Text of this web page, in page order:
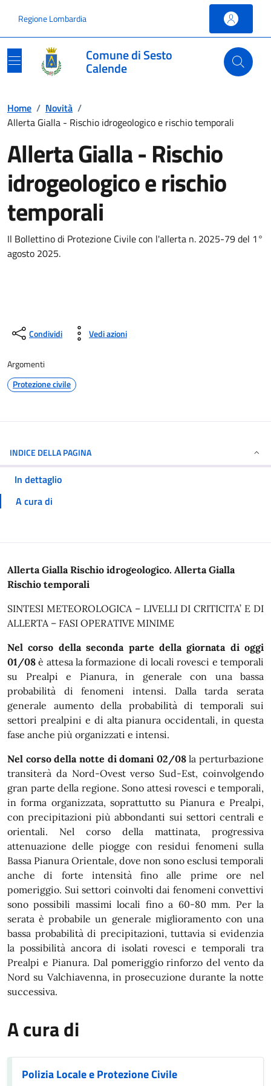
Regione Lombardia
Comune di Sesto
Calende
Home / Novità /
Allerta Gialla - Rischio idrogeologico e rischio temporali
Allerta Gialla - Rischio
idrogeologico e rischio
temporali
Il Bollettino di Protezione Civile con l'allerta n. 2025-79 del 1°
agosto 2025.
Condividi Vedi azioni
Argomenti
Protezione civile
INDICE DELLA PAGINA
In dettaglio
A cura di
In dettaglio
Allerta Gialla Rischio idrogeologico. Allerta Gialla
Rischio temporali
SINTESI METEOROLOGICA – LIVELLI DI CRITICITA’ E DI
ALLERTA – FASI OPERATIVE MINIME
Nel corso della seconda parte della giornata di oggi
01/08è attesa la formazione di locali rovesci e temporali
su Prealpi e Pianura, in generale con una bassa
probabilità di fenomeni intensi. Dalla tarda serata
generale aumento della probabilità di temporali sui
settori prealpini e di alta pianura occidentali, in questa
fase anche più organizzati e intensi.
Nel corso della notte di domani 02/08la perturbazione
transiterà da Nord-Ovest verso Sud-Est, coinvolgendo
gran parte della regione. Sono attesi rovesci e temporali,
in forma organizzata, soprattutto su Pianura e Prealpi,
con precipitazioni più abbondanti sui settori centrali e
orientali. Nel corso della mattinata, progressiva
attenuazione delle piogge con residui fenomeni sulla
Bassa Pianura Orientale, dove non sono esclusi temporali
anche di forte intensità fino alle prime ore nel
pomeriggio. Sui settori coinvolti dai fenomeni convettivi
sono possibili massimi locali fino a 60-80 mm. Per la
serata è probabile un generale miglioramento con una
bassa probabilità di precipitazioni, tuttavia si evidenzia
la possibilità ancora di isolati rovesci e temporali tra
Prealpi e Pianura. Dal pomeriggio rinforzo del vento da
Nord su Valchiavenna, in prosecuzione durante la notte
successiva.
A cura di
Polizia Locale e Protezione Civile